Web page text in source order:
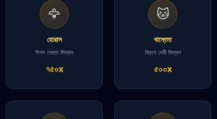
🦅
হোরাস
ঈগল দেবতা সিম্বল
৭৫০x
🐱
বাস্তেত
বিড়াল দেবী সিম্বল
৫০০x